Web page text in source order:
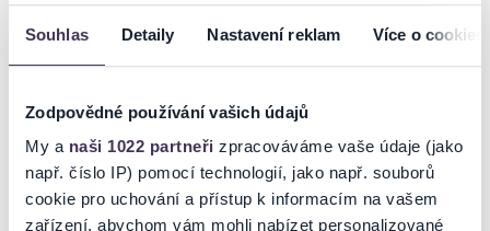
Souhlas Detaily Nastavení reklam Více o cookies
Zodpovědné používání vašich údajů
My a naši 1022 partneři zpracováváme vaše údaje (jako
např. číslo IP) pomocí technologií, jako např. souborů
cookie pro uchování a přístup k informacím na vašem
zařízení, abychom vám mohli nabízet personalizované
INFORMACE O AKCI
září 2026 – 19:00 hod. – MD Na Poště / Strašnické divadlo Praha
BOEING - BOEING ANEB TŘI LETUŠKY V PAŘÍŽI
Hrají: Miroslav Šimůnek, Jirka Chvalovský, Lucie Linhartová, Šárka
Vaňková